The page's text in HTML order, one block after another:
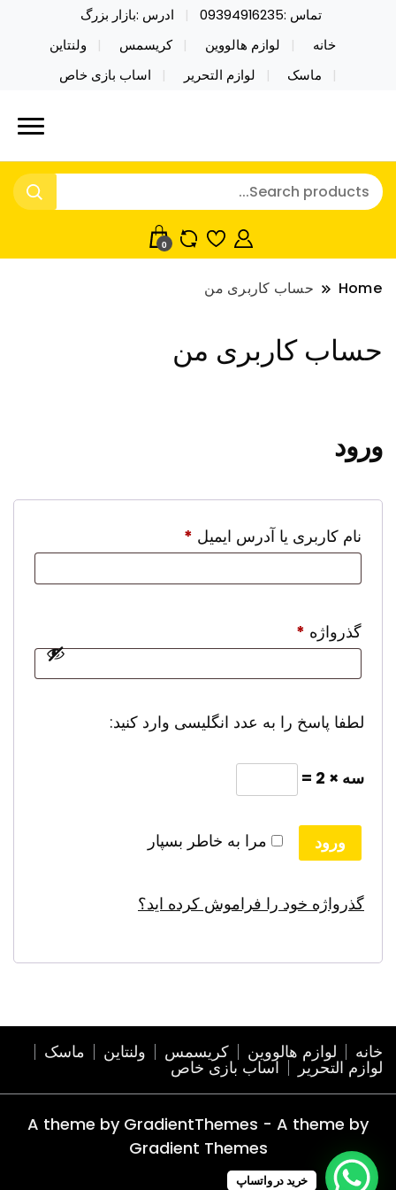
تماس :09394916235
ادرس :بازار بزرگ
خانه
لوازم هالووین کریسمس
ولنتاین
ماسک
لوازم التحریر اساب بازی خاص
نایکر توی فروش عمده لوازم هالووین
ولن تاین کادویی کریسمس اکسسوری
خرید محصولات خاص فیجت اسباب بازی تراول ماگ نایکر
توی فروش عمده لوازم هالووین ولن تاین کادویی
کریسمس اکسسوری ماسک در واردات مستقیم
0
Home حساب کاربری من
حساب کاربری من
ورود
نام کاربری یا آدرس ایمیل *
گذرواژه *
لطفا پاسخ را به عدد انگلیسی وارد کنید:
سه × 2 =
مرا به خاطر بسپار ورود
گذرواژه خود را فراموش کرده اید؟
خانه لوازم هالووین کریسمس ولنتاین ماسک
لوازم التحریر اساب بازی خاص
A theme by GradientThemes - A theme by
Gradient Themes
خرید در واتساپ